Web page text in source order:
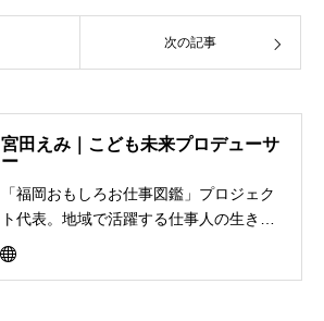
次の記事
宮田えみ｜こども未来プロデューサ
ー
「福岡おもしろお仕事図鑑」プロジェク
ト代表。地域で活躍する仕事人の生き方
を子どもたちに届けるキャリア教育活動